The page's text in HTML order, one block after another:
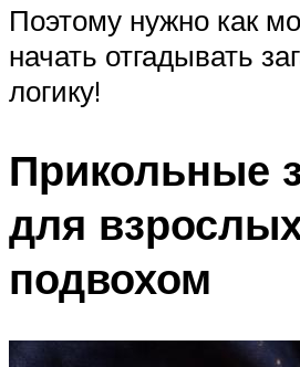
Поэтому нужно как
начать отгадывать
логику!
Прикольные
для
подвохом